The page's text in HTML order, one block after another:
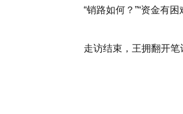
“销路如何？”“资金有
走访结束，王拥翻开笔